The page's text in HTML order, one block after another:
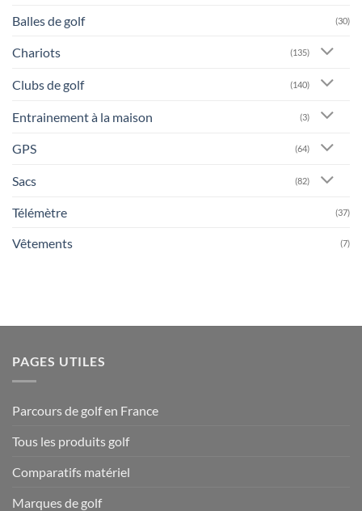
Balles de golf (30)
Chariots (135)
Clubs de golf (140)
Entrainement à la maison (3)
GPS (64)
Sacs (82)
Télémètre (37)
Vêtements (7)
PAGES UTILES
Parcours de golf en France
Tous les produits golf
Comparatifs matériel
Marques de golf